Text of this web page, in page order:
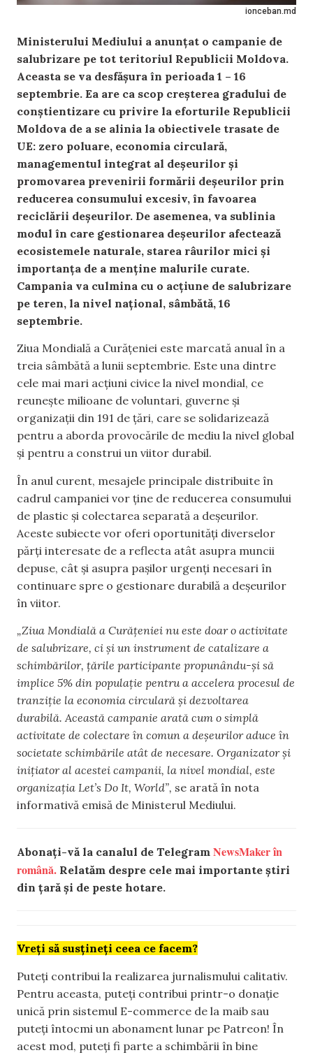
ionceban.md
Ministerului Mediului a anunțat o campanie de
salubrizare pe tot teritoriul Republicii Moldova.
Aceasta se va desfășura în perioada 1 – 16
septembrie. Ea are ca scop creșterea gradului de
conștientizare cu privire la eforturile Republicii
Moldova de a se alinia la obiectivele trasate de
UE: zero poluare, economia circulară,
managementul integrat al deșeurilor și
promovarea prevenirii formării deșeurilor prin
reducerea consumului excesiv, în favoarea
reciclării deșeurilor. De asemenea, va sublinia
modul în care gestionarea deșeurilor afectează
ecosistemele naturale, starea râurilor mici și
importanța de a menține malurile curate.
Campania va culmina cu o acțiune de salubrizare
pe teren, la nivel național, sâmbătă, 16
septembrie.
Ziua Mondială a Curățeniei este marcată anual în a
treia sâmbătă a lunii septembrie. Este una dintre
cele mai mari acțiuni civice la nivel mondial, ce
reunește milioane de voluntari, guverne și
organizații din 191 de țări, care se solidarizează
pentru a aborda provocările de mediu la nivel global
și pentru a construi un viitor durabil.
În anul curent, mesajele principale distribuite în
cadrul campaniei vor ține de reducerea consumului
de plastic și colectarea separată a deșeurilor.
Aceste subiecte vor oferi oportunități diverselor
părți interesate de a reflecta atât asupra muncii
depuse, cât și asupra pașilor urgenți necesari în
continuare spre o gestionare durabilă a deșeurilor
în viitor.
„Ziua Mondială a Curățeniei nu este doar o activitate
de salubrizare, ci și un instrument de catalizare a
schimbărilor, țările participante propunându-și să
implice 5% din populație pentru a accelera procesul de
tranziție la economia circulară și dezvoltarea
durabilă. Această campanie arată cum o simplă
activitate de colectare în comun a deșeurilor aduce în
societate schimbările atât de necesare. Organizator și
inițiator al acestei campanii, la nivel mondial, este
organizația Let’s Do It, World”, se arată în nota
informativă emisă de Ministerul Mediului.
Abonați-vă la canalul de Telegram NewsMaker în
română. Relatăm despre cele mai importante știri
din țară și de peste hotare.
Vreți să susțineți ceea ce facem?
Puteți contribui la realizarea jurnalismului calitativ.
Pentru aceasta, puteți contribui printr-o donație
unică prin sistemul E-commerce de la maib sau
puteți întocmi un abonament lunar pe Patreon! În
acest mod, puteți fi parte a schimbării în bine